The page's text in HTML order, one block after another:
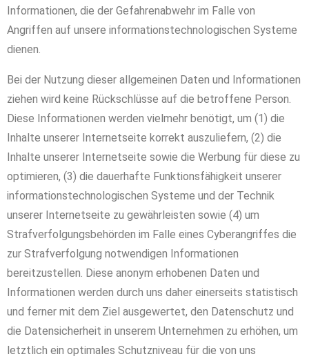
Informationen, die der Gefahrenabwehr im Falle von
Angriffen auf unsere informationstechnologischen Systeme
dienen.
Bei der Nutzung dieser allgemeinen Daten und Informationen
ziehen wird keine Rückschlüsse auf die betroffene Person.
Diese Informationen werden vielmehr benötigt, um (1) die
Inhalte unserer Internetseite korrekt auszuliefern, (2) die
Inhalte unserer Internetseite sowie die Werbung für diese zu
optimieren, (3) die dauerhafte Funktionsfähigkeit unserer
informationstechnologischen Systeme und der Technik
unserer Internetseite zu gewährleisten sowie (4) um
Strafverfolgungsbehörden im Falle eines Cyberangriffes die
zur Strafverfolgung notwendigen Informationen
bereitzustellen. Diese anonym erhobenen Daten und
Informationen werden durch uns daher einerseits statistisch
und ferner mit dem Ziel ausgewertet, den Datenschutz und
die Datensicherheit in unserem Unternehmen zu erhöhen, um
letztlich ein optimales Schutzniveau für die von uns